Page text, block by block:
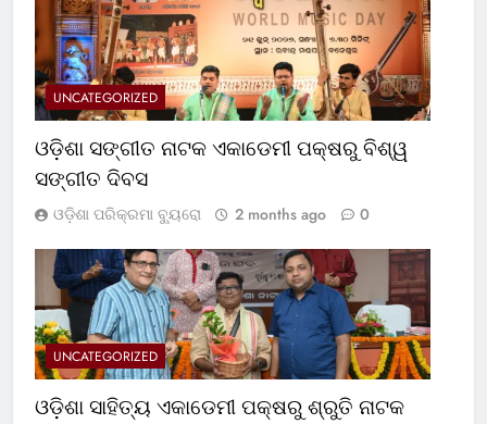
UNCATEGORIZED
ଓଡ଼ିଶା ସଙ୍ଗୀତ ନାଟକ ଏକାଡେମୀ ପକ୍ଷରୁ ବିଶ୍ୱ
ସଙ୍ଗୀତ ଦିବସ
ଓଡ଼ିଶା ପରିକ୍ରମା ବ୍ୟୁରୋ 2 months ago 0
UNCATEGORIZED
ଓଡ଼ିଶା ସାହିତ୍ୟ ଏକାଡେମୀ ପକ୍ଷରୁ ଶ୍ରୁତି ନାଟକ